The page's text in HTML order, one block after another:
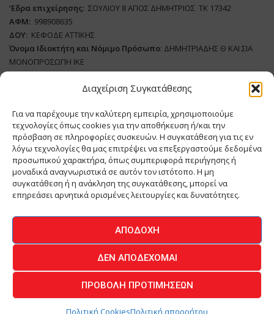
Διαχείριση Συγκατάθεσης
Για να παρέχουμε την καλύτερη εμπειρία, χρησιμοποιούμε
τεχνολογίες όπως cookies για την αποθήκευση ή/και την
πρόσβαση σε πληροφορίες συσκευών. Η συγκατάθεση για τις εν
λόγω τεχνολογίες θα μας επιτρέψει να επεξεργαστούμε δεδομένα
προσωπικού χαρακτήρα, όπως συμπεριφορά περιήγησης ή
μοναδικά αναγνωριστικά σε αυτόν τον ιστότοπο. Η μη
συγκατάθεση ή η ανάκληση της συγκατάθεσης, μπορεί να
επηρεάσει αρνητικά ορισμένες λειτουργίες και δυνατότητες.
ΑΠΟΔΟΧΉ
ΔΕΝ ΑΠΟΔΈΧΟΜΑΙ
ΠΡΟΒΟΛΉ ΠΡΟΤΙΜΉΣΕΩΝ
Πολιτική CookiesΠολιτική απορρήτου
‘Eδρα επιχείρησης: ΣΟΥΛΙΟΥ 8 ΑΓΙΟΣ ΔΗΜΗΤΡΙΟΣ ΤΚ 17342
ΑΦΜ: 998908635
ΔΟΥ: ΚΕΦΟΔΕ ΑΤΤΙΚΗΣ
Όνομα Ιδιοκτήτη και Νόμιμο Πρόσωπο: ΔΗΜΗΤΡΙΑΔΗΣ Θ ΚΑΙ ΣΙΑ
ΜΟΝΟΠΡΟΣΩΠΗ ΙΚΕ
Διευθυντής Σύνταξης:ΑΘΑΝΑΣΙΟΣ ΑΝΤΩΝΙΟΥ
ΔικαιούχοςDomain:ΔΗΜΗΤΡΙΑΔΗΣ Θ ΚΑΙ ΣΙΑ ΜΟΝΟΠΡΟΣΩΠΗ ΙΚΕ
Διευθυντής: ΕΥΘΥΜΙΑΤΟΥ ΜΑΡΙΑ
Διαχειριστής:
ΕΥΘΥΜΙΑΤΟΥ ΜΑΡΙΑ
Δήλωση Συμμόρφωσης
ΕΠΙΚΟΙΝΩΝΙΑ
© 2026 - All Rights Reserved -Πολιτική Απορρήτου
Powered byBYTE A COOKIE